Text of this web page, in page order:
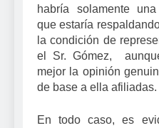
habría solamente
que estaría
la condición de
el Sr. Gómez,
mejor la opinión
de base a ella afiliadas.
En todo caso, es